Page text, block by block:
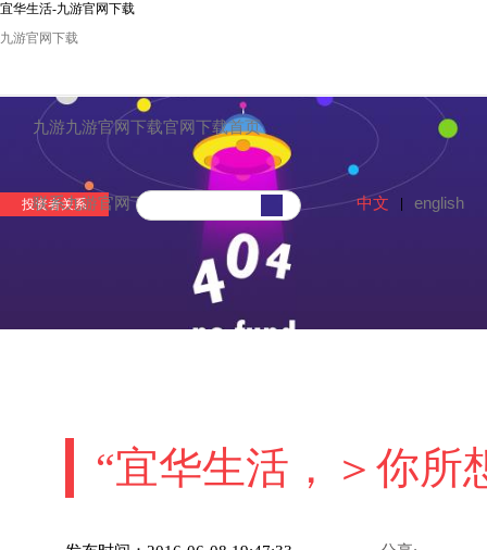
宜华生活-九游官网下载
九游官网下载
九游九游官网下载官网下载首页
联系九游官网下载
投资者关系 中文 english
“宜华生活，＞你所